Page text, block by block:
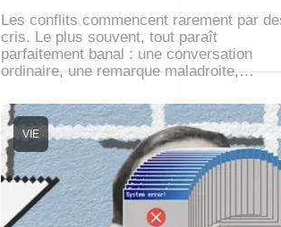
Les conflits commencent rarement par
cris. Le plus souvent, tout paraît
parfaitement banal : une conversation
ordinaire, une remarque maladroite,…
VIE